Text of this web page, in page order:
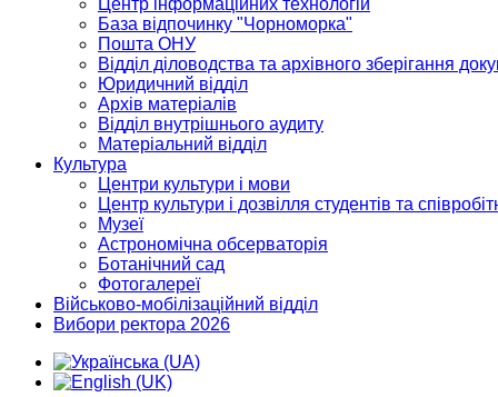
Центр інформаційних технологій
База відпочинку "Чорноморка"
Пошта ОНУ
Відділ діловодства та архівного зберігання
Юридичний відділ
Архів матеріалів
Відділ внутрішнього аудиту
Матеріальний відділ
Культура
Центри культури і мови
Центр культури і дозвілля студентів та
Музеї
Астрономічна обсерваторія
Ботанічний сад
Фотогалереї
Військово-мобілізаційний відділ
Вибори ректора 2026